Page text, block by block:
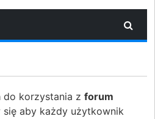
do korzystania z forum
się aby każdy użytkownik